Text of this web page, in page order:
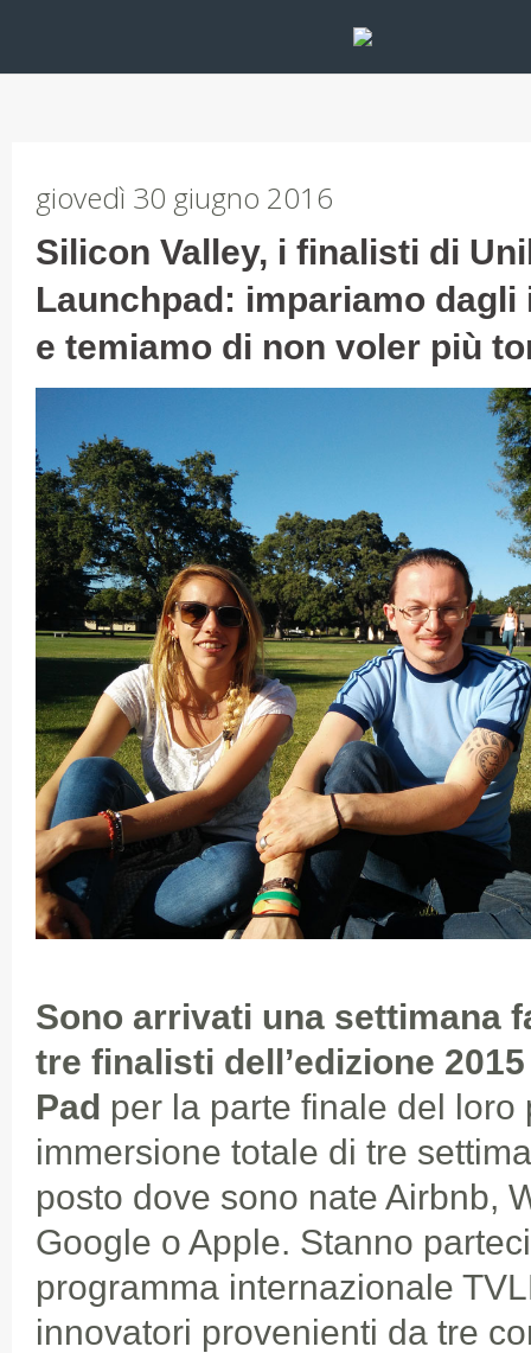
giovedì 30 giugno 2016
Silicon Valley, i finalisti di
Launchpad: impariamo
e temiamo di non voler più
Sono arrivati una settimana
tre finalisti dell’edizione
Pad per la parte finale del loro
immersione totale di tre
posto dove sono nate Airbnb,
Google o Apple. Stanno
programma internazionale
innovatori provenienti da tre